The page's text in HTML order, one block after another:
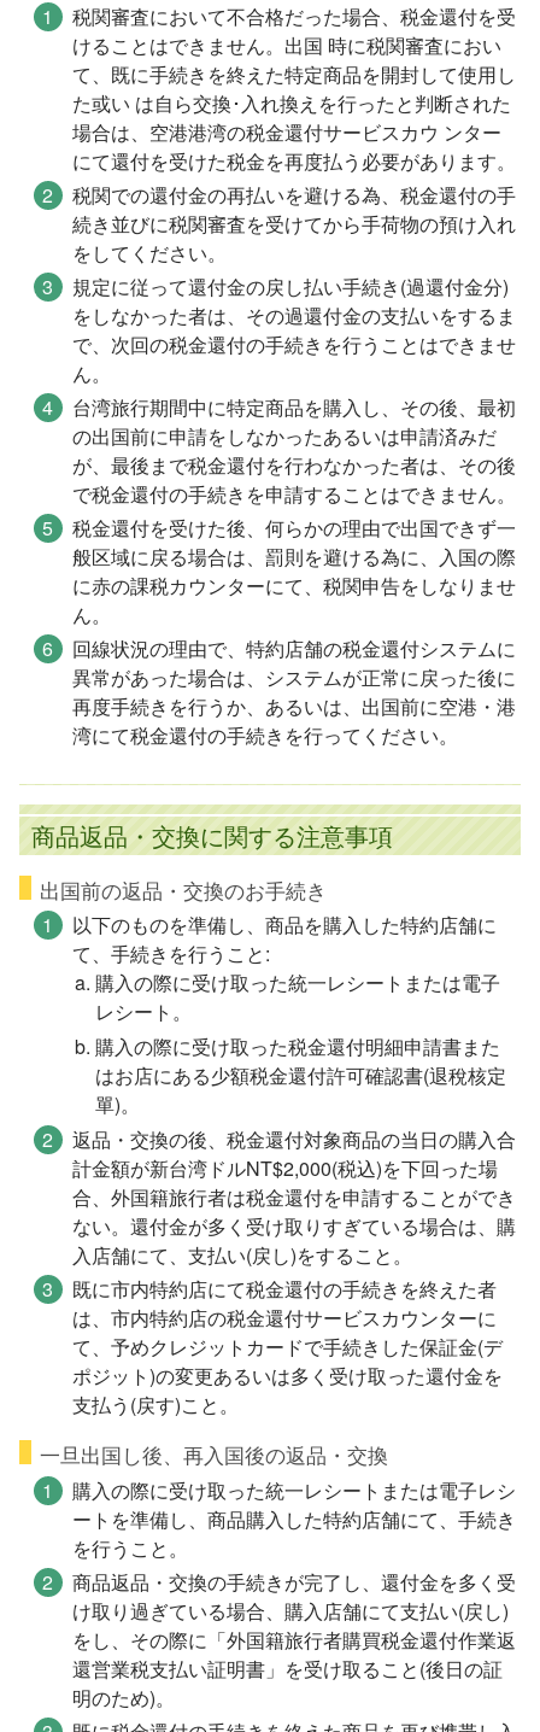
税関審査において不合格だった場合、税金還付を受
けることはできません。出国 時に税関審査におい
て、既に手続きを終えた特定商品を開封して使用し
た或い は自ら交換･入れ換えを行ったと判断された
場合は、空港港湾の税金還付サービスカウ ンター
にて還付を受けた税金を再度払う必要があります。
税関での還付金の再払いを避ける為、税金還付の手
続き並びに税関審査を受けてから手荷物の預け入れ
をしてください。
規定に従って還付金の戻し払い手続き(過還付金分)
をしなかった者は、その過還付金の支払いをするま
で、次回の税金還付の手続きを行うことはできませ
ん。
台湾旅行期間中に特定商品を購入し、その後、最初
の出国前に申請をしなかったあるいは申請済みだ
が、最後まで税金還付を行わなかった者は、その後
で税金還付の手続きを申請することはできません。
税金還付を受けた後、何らかの理由で出国できず一
般区域に戻る場合は、罰則を避ける為に、入国の際
に赤の課税カウンターにて、税関申告をしなりませ
ん。
回線状況の理由で、特約店舗の税金還付システムに
異常があった場合は、システムが正常に戻った後に
再度手続きを行うか、あるいは、出国前に空港・港
湾にて税金還付の手続きを行ってください。
商品返品・交換に関する注意事項
出国前の返品・交換のお手続き
以下のものを準備し、商品を購入した特約店舗に
て、手続きを行うこと:
購入の際に受け取った統一レシートまたは電子
レシート。
購入の際に受け取った税金還付明細申請書また
はお店にある少額税金還付許可確認書(退稅核定
單)。
返品・交換の後、税金還付対象商品の当日の購入合
計金額が新台湾ドルNT$2,000(税込)を下回った場
合、外国籍旅行者は税金還付を申請することができ
ない。還付金が多く受け取りすぎている場合は、購
入店舗にて、支払い(戻し)をすること。
既に市内特約店にて税金還付の手続きを終えた者
は、市内特約店の税金還付サービスカウンターに
て、予めクレジットカードで手続きした保証金(デ
ポジット)の変更あるいは多く受け取った還付金を
支払う(戻す)こと。
一旦出国し後、再入国後の返品・交換
購入の際に受け取った統一レシートまたは電子レシ
ートを準備し、商品購入した特約店舗にて、手続き
を行うこと。
商品返品・交換の手続きが完了し、還付金を多く受
け取り過ぎている場合、購入店舗にて支払い(戻し)
をし、その際に「外国籍旅行者購買税金還付作業返
還営業税支払い証明書」を受け取ること(後日の証
明のため)。